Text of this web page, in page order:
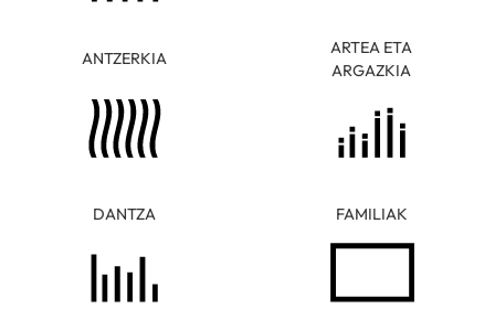
ANTZERKIA
ARTEA ETA
ARGAZKIA
DANTZA FAMILIAK